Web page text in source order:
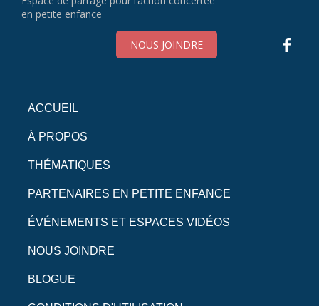
en petite enfance
NOUS JOINDRE
ACCUEIL
À PROPOS
THÉMATIQUES
PARTENAIRES EN PETITE ENFANCE
ÉVÉNEMENTS ET ESPACES VIDÉOS
NOUS JOINDRE
BLOGUE